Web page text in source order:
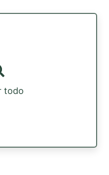
todo